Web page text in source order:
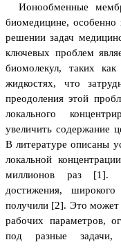
Ионообменные
биомедицине,
решении задач
ключевых проблем
биомолекул, таких
жидкостях, что
преодоления этой
локального
увеличить содержание
В литературе описаны
локальной
миллионов раз [1].
достижения,
получили [2]. Это может
рабочих параметров,
под разные